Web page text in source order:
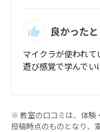
良かった
マイクラが使われて
遊び感覚で学んでい
※ 教室の口コミは、体験
投稿時点のものとなり、